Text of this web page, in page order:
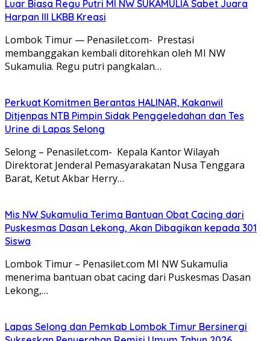
Luar Biasa Regu Putri MI NW SUKAMULIA Sabet Juara
Harpan III LKBB Kreasi
Lombok Timur — Penasilet.com- Prestasi
membanggakan kembali ditorehkan oleh MI NW
Sukamulia. Regu putri pangkalan…
Perkuat Komitmen Berantas HALINAR, Kakanwil
Ditjenpas NTB Pimpin Sidak Penggeledahan dan Tes
Urine di Lapas Selong
Selong – Penasilet.com- Kepala Kantor Wilayah
Direktorat Jenderal Pemasyarakatan Nusa Tenggara
Barat, Ketut Akbar Herry…
Mis NW Sukamulia Terima Bantuan Obat Cacing dari
Puskesmas Dasan Lekong, Akan Dibagikan kepada 301
Siswa
Lombok Timur – Penasilet.com MI NW Sukamulia
menerima bantuan obat cacing dari Puskesmas Dasan
Lekong,…
Lapas Selong dan Pemkab Lombok Timur Bersinergi